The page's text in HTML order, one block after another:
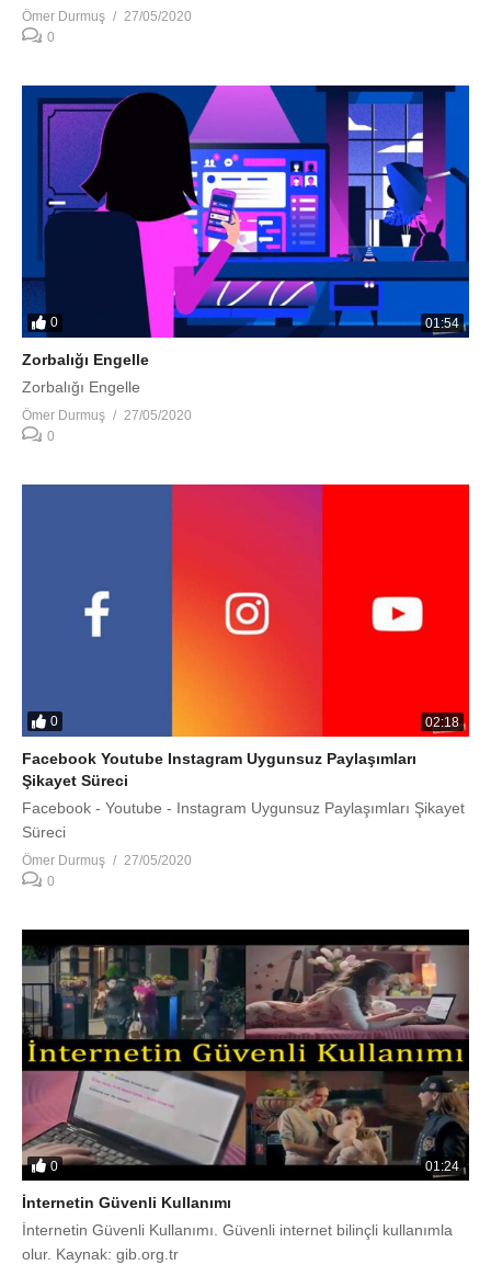
Ömer Durmuş
27/05/2020
0
0 01:54
Zorbalığı Engelle
Zorbalığı Engelle
Ömer Durmuş
27/05/2020
0
0 02:18
Facebook Youtube Instagram Uygunsuz Paylaşımları
Şikayet Süreci
Facebook - Youtube - Instagram Uygunsuz Paylaşımları Şikayet
Süreci
Ömer Durmuş
27/05/2020
0
0 01:24
İnternetin Güvenli Kullanımı
İnternetin Güvenli Kullanımı. Güvenli internet bilinçli kullanımla
olur. Kaynak: gib.org.tr